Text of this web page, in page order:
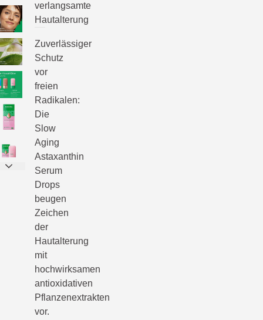
verlangsamte
Hautalterung
Zuverlässiger
Schutz
vor
freien
Radikalen:
Die
Slow
Aging
Astaxanthin
Serum
Drops
beugen
Zeichen
der
Hautalterung
mit
hochwirksamen
antioxidativen
Pflanzenextrakten
vor.